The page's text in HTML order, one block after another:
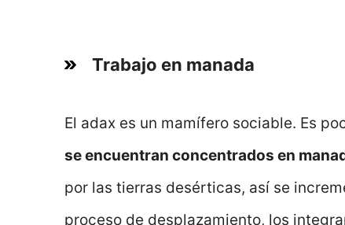
Trabajo en manada
El adax es un mamífero sociable. Es
se encuentran concentrados en
por las tierras desérticas, así se
proceso de desplazamiento, los